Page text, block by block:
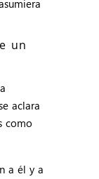
un
aclara
como
a él y a